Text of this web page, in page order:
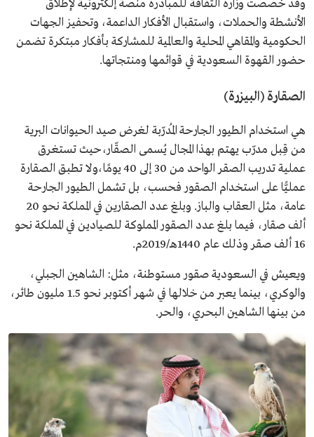
وقد خصصت وزارة الثقافة للمبادرة منصة إلكترونية لإطلاق
الأنشطة والحملات، واستقبال الأفكار الداعمة، وتحفيز الجهات
الحكومية والمقاهي المحلية والعالمية للمشاركة بأفكار مبتكرة تضمن
حضور القهوة السعودية في قوائمها ومنتجاتها.
الصقارة (البيزرة)
هي استخدام الطيور الجارحة المُدرّبة لغرض صيد الحيوانات البرية
من قِبل مدرّب يهتم بهذا المجال يُسمى الصقّار،حيث تستغرق
عملية تدريب الصقر الواحد من 30 إلى 40 يومًا،ولا تطبق الصقارة
عمليًّا على استخدام الصقور فحسب، بل تشمل الطيور الجارحة
عامة، مثل العقاب والباز. وبلغ عدد الصقارين في المملكة نحو 20
ألف صقار، فيما بلغ عدد الصقور المملوكة للصيادين في المملكة نحو
16 ألف صقر وذلك عام 1440هـ/2019م.
ويعيش في السعودية صقور مستوطنة، مثل: الشاهين الجبلي،
والوكري، بينما يعبر من خلالها في شهر أكتوبر نحو 1.5 مليون طائر،
من بينها الشاهين البحري، والحر.